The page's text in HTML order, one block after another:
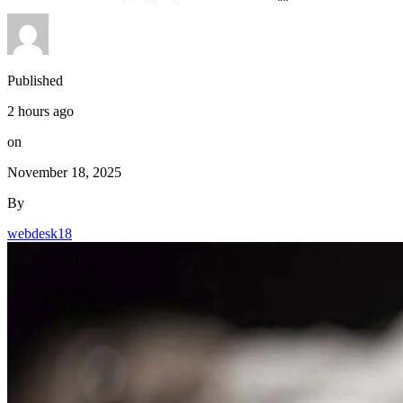
Published
2 hours ago
on
November 18, 2025
By
webdesk18